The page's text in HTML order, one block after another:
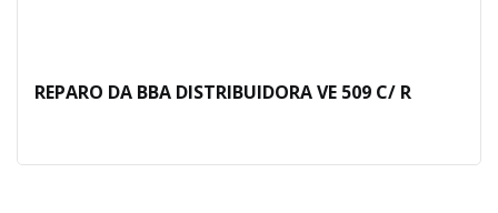
REPARO DA BBA DISTRIBUIDORA VE 509 C/ R